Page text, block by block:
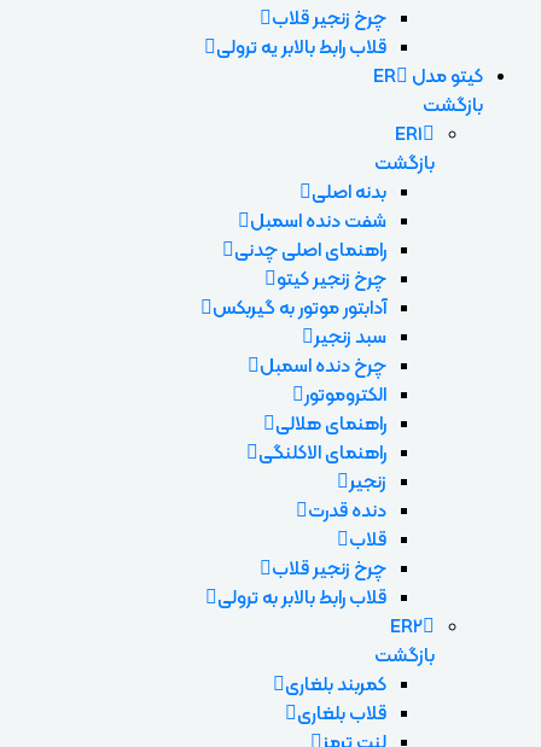
چرخ زنجیر قلاب
قلاب رابط بالابر یه ترولی
کیتو مدل ER
بازگشت
ER1
بازگشت
بدنه اصلی
شفت دنده اسمبل
راهنمای اصلی چدنی
چرخ زنجیر کیتو
آدابتور موتور به گیربکس
سبد زنجیر
چرخ دنده اسمبل
الکتروموتور
راهنمای هلالی
راهنمای الاکلنگی
زنجیر
دنده قدرت
قلاب
چرخ زنجیر قلاب
قلاب رابط بالابر به ترولی
ER2
بازگشت
کمربند بلغاری
قلاب بلغاری